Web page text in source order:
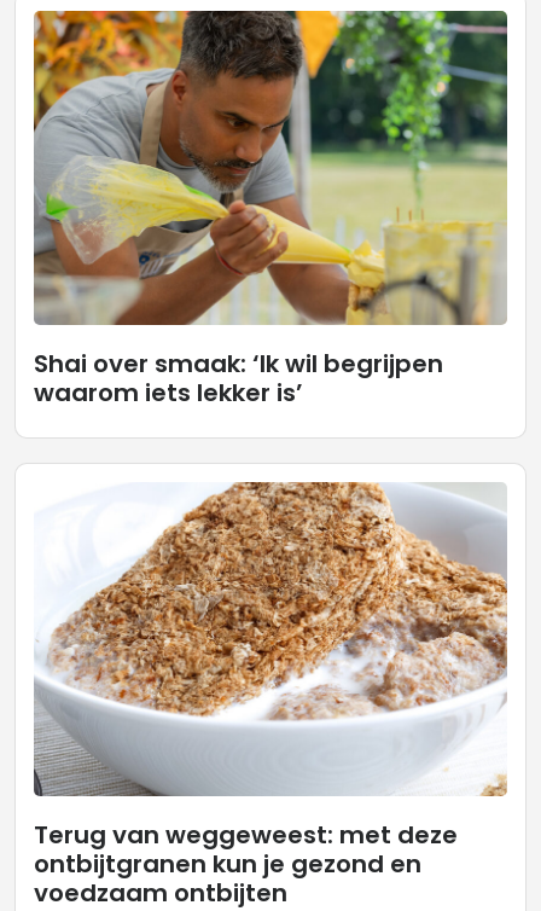
Shai over smaak: ‘Ik wil begrijpen
waarom iets lekker is’
Terug van weggeweest: met deze
ontbijtgranen kun je gezond en
voedzaam ontbijten